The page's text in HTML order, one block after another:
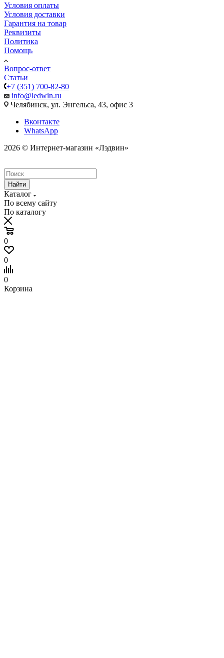
Условия оплаты
Условия доставки
Гарантия на товар
Реквизиты
Политика
Помощь
Вопрос-ответ
Статьи
+7 (351) 700-82-80
info@ledwin.ru
Челябинск, ул. Энгельса, 43, офис 3
Вконтакте
WhatsApp
2026 © Интернет-магазин «Лэдвин»
Найти
Каталог
По всему сайту
По каталогу
0
0
0
Корзина